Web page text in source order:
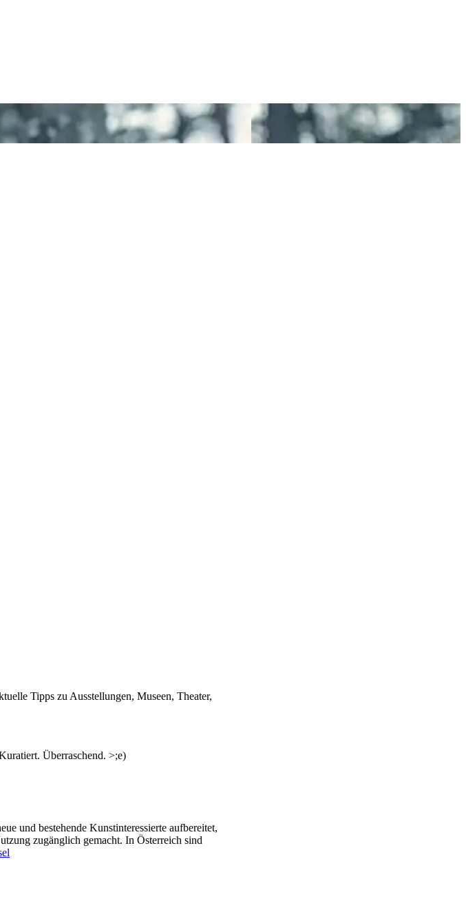
Tipps zu Ausstellungen, Museen, Theater,
Überraschend. >;e)
und bestehende Kunstinteressierte aufbereitet,
zugänglich gemacht. In Österreich sind